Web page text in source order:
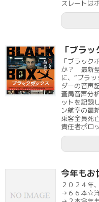
スレートは
「ブラ
「ブラック
か？ 最新
に、“ブラ
ダーの音声
査局音声分
ットを記録
ン航空の最
乗客全員死
責任者ポロ
今年もお
２０２４年
→６６本☆